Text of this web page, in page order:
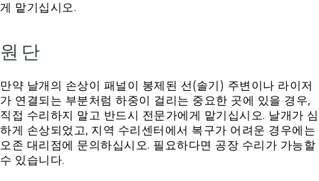
게 맡기십시오.
원단
만약 날개의 손상이 패널이 봉제된 선(솔기) 주변이나 라이저
가 연결되는 부분처럼 하중이 걸리는 중요한 곳에 있을 경우,
직접 수리하지 말고 반드시 전문가에게 맡기십시오. 날개가 심
하게 손상되었고, 지역 수리센터에서 복구가 어려운 경우에는
오존 대리점에 문의하십시오. 필요하다면 공장 수리가 가능할
수 있습니다.